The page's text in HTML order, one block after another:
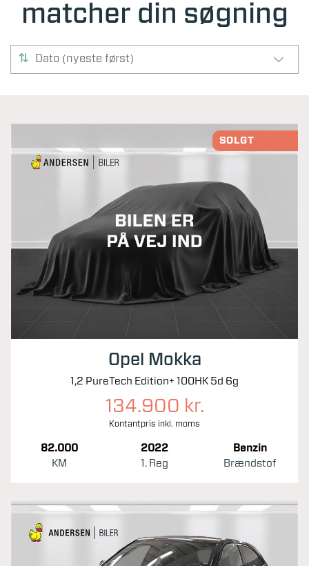
matcher din søgning
Dato (nyeste først)
SOLGT
Opel Mokka
1,2 PureTech Edition+ 100HK 5d 6g
134.900 kr.
Kontantpris inkl. moms
82.000
KM
2022
1. Reg
Benzin
Brændstof